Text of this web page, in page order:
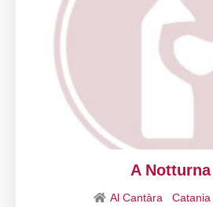
A Notturna
Al Cantàra Catania